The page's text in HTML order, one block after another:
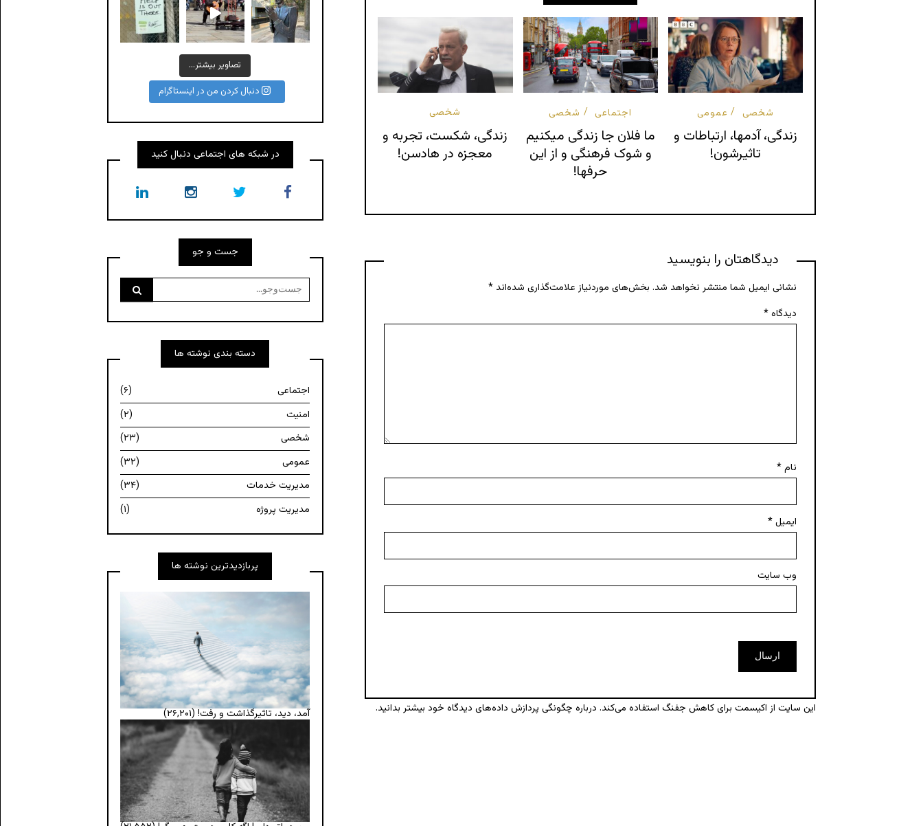
شخصی عمومی
زندگی، آدمها، ارتباطات و
تاثیرشون!
اجتماعی شخصی
ما فلان جا زندگی میکنیم
و شوک فرهنگی و از این
حرفها!
شخصی
زندگی، شکست، تجربه و
معجزه در هادسن!
دیدگاهتان را بنویسید
نشانی ایمیل شما منتشر نخواهد شد. بخش‌های موردنیاز علامت‌گذاری شده‌اند *
دیدگاه*
نام*
ایمیل*
وب‌ سایت
این سایت از اکیسمت برای کاهش جفنگ استفاده می‌کند. درباره چگونگی پردازش داده‌های دیدگاه خود بیشتر بدانید.
تصاویر بیشتر...
دنبال کردن من در اینستاگرام
در شبکه های اجتماعی دنبال کنید
جست و جو
جست‌وجو
برای:
دسته بندی نوشته ها
اجتماعی
(۶)
امنیت
(۲)
شخصی
(۲۳)
عمومی
(۳۲)
مدیریت خدمات
(۳۴)
مدیریت پروژه
(۱)
پربازدیدترین نوشته ها
آمد، دید، تاثیرگذاشت و رفت! (۲۶,۲۰۱)